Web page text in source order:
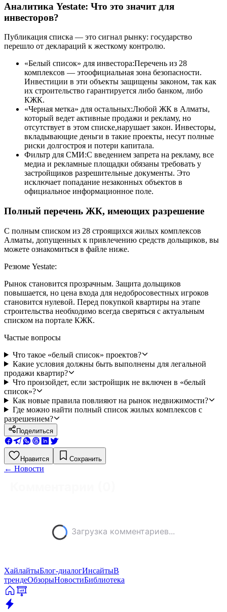
Аналитика Yestate: Что это значит для
инвесторов?
Публикация списка — это сигнал рынку: государство
перешло от деклараций к жесткому контролю.
«Белый список» для инвестора:Перечень из 28
комплексов — этоофициальная зона безопасности.
Инвестиции в эти объекты защищены законом, так как
их строительство гарантируется либо банком, либо
КЖК.
«Черная метка» для остальных:Любой ЖК в Алматы,
который ведет активные продажи и рекламу, но
отсутствует в этом списке,нарушает закон. Инвесторы,
вкладывающие деньги в такие проекты, несут полные
риски долгостроя и потери капитала.
Фильтр для СМИ:С введением запрета на рекламу, все
медиа и рекламные площадки обязаны требовать у
застройщиков разрешительные документы. Это
исключает попадание незаконных объектов в
официальное информационное поле.
Полный перечень ЖК, имеющих разрешение
С полным списком из 28 строящихся жилых комплексов
Алматы, допущенных к привлечению средств дольщиков, вы
можете ознакомиться в файле ниже.
Резюме Yestate:
Рынок становится прозрачным. Защита дольщиков
повышается, но цена входа для недобросовестных игроков
становится нулевой. Перед покупкой квартиры на этапе
строительства необходимо всегда сверяться с актуальным
списком на портале КЖК.
Частые вопросы
Что такое «белый список» проектов?
Какие условия должны быть выполнены для легальной
продажи квартир?
Что произойдет, если застройщик не включен в «белый
список»?
Как новые правила повлияют на рынок недвижимости?
Где можно найти полный список жилых комплексов с
разрешением?
Поделиться
Нравится Сохранить
← Новости
Загрузка комментариев...
ХайлайтыБлог-диалогИнсайтыВ
трендеОбзорыНовостиБиблиотека